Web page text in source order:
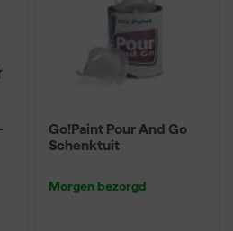
Go!Paint Pour And Go
Schenktuit
Morgen bezorgd